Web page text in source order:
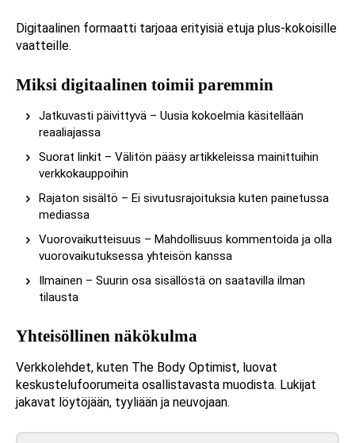
Digitaalinen formaatti tarjoaa erityisiä etuja plus-kokoisille
vaatteille.
Miksi digitaalinen toimii paremmin
Jatkuvasti päivittyvä – Uusia kokoelmia käsitellään
reaaliajassa
Suorat linkit – Välitön pääsy artikkeleissa mainittuihin
verkkokauppoihin
Rajaton sisältö – Ei sivutusrajoituksia kuten painetussa
mediassa
Vuorovaikutteisuus – Mahdollisuus kommentoida ja olla
vuorovaikutuksessa yhteisön kanssa
Ilmainen – Suurin osa sisällöstä on saatavilla ilman
tilausta
Yhteisöllinen näkökulma
Verkkolehdet, kuten The Body Optimist, luovat
keskustelufoorumeita osallistavasta muodista. Lukijat
jakavat löytöjään, tyyliään ja neuvojaan.